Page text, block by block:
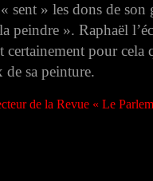
sent » les dons de son
peindre ». Raphaël
pour cela
de sa peinture.
de la Revue « Le